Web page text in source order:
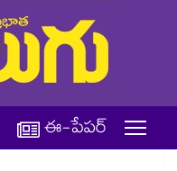
ఈ-పేపర్